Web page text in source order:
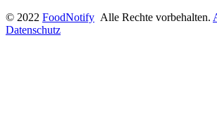
© 2022 FoodNotify Alle Rechte vorbehalten.
Datenschutz